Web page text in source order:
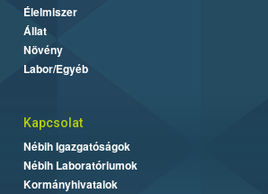
Élelmiszer
Állat
Növény
Labor/Egyéb
Kapcsolat
Nébih Igazgatóságok
Nébih Laboratóriumok
Kormányhivatalok